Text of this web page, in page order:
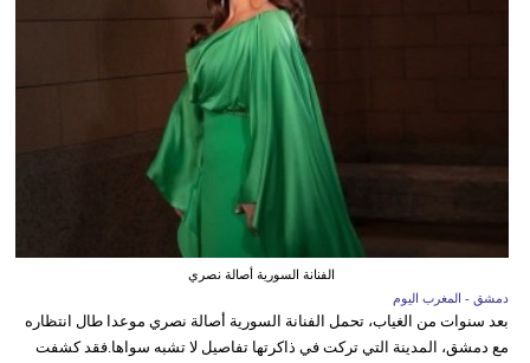
الفنانة السورية أصالة نصري
دمشق - المغرب اليوم
بعد سنوات من الغياب، تحمل الفنانة السورية أصالة نصري موعدا طال انتظاره
مع دمشق، المدينة التي تركت في ذاكرتها تفاصيل لا تشبه سواها.فقد كشفت